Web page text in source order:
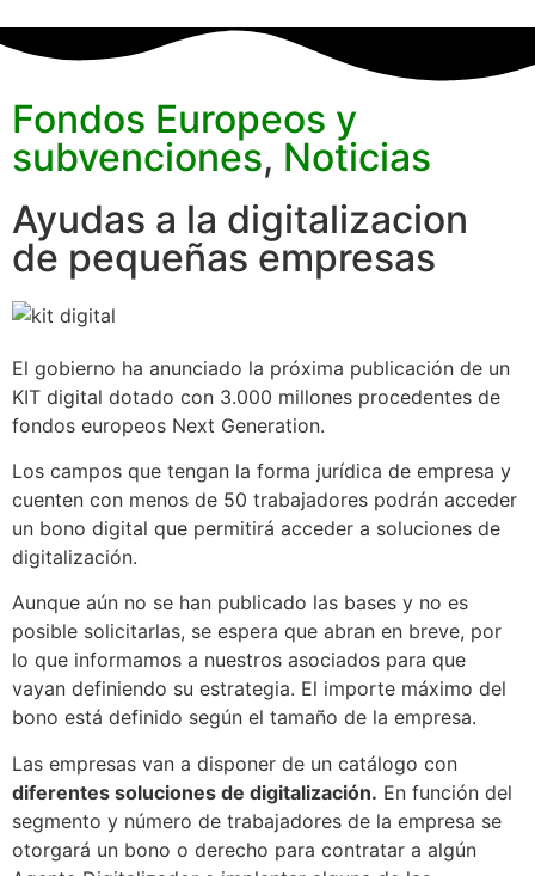
Fondos Europeos y
subvenciones, Noticias
Ayudas a la digitalizacion
de pequeñas empresas
El gobierno ha anunciado la próxima publicación de un
KIT digital dotado con 3.000 millones procedentes de
fondos europeos Next Generation.
Los campos que tengan la forma jurídica de empresa y
cuenten con menos de 50 trabajadores podrán acceder
un bono digital que permitirá acceder a soluciones de
digitalización.
Aunque aún no se han publicado las bases y no es
posible solicitarlas, se espera que abran en breve, por
lo que informamos a nuestros asociados para que
vayan definiendo su estrategia. El importe máximo del
bono está definido según el tamaño de la empresa.
Las empresas van a disponer de un catálogo con
diferentes soluciones de digitalización. En función del
segmento y número de trabajadores de la empresa se
otorgará un bono o derecho para contratar a algún